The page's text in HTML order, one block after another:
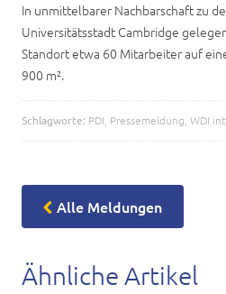
In unmittelbarer Nachbarschaft zu
Universitätsstadt Cambridge
Standort etwa 60 Mitarbeiter auf
900 m².
Schlagworte: PDI Pressemeldung WDI
Alle Meldungen
Ähnliche Artikel